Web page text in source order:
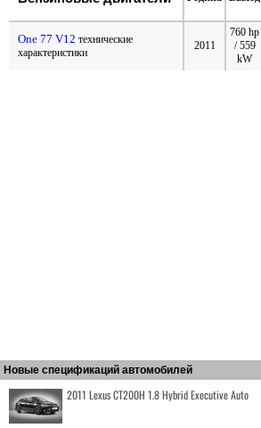
One 77 V12 технические
характеристики
2011
760 hp
/ 559
kW
Новые спецификаций автомобилей
2011 Lexus CT200H 1.8 Hybrid Executive Auto